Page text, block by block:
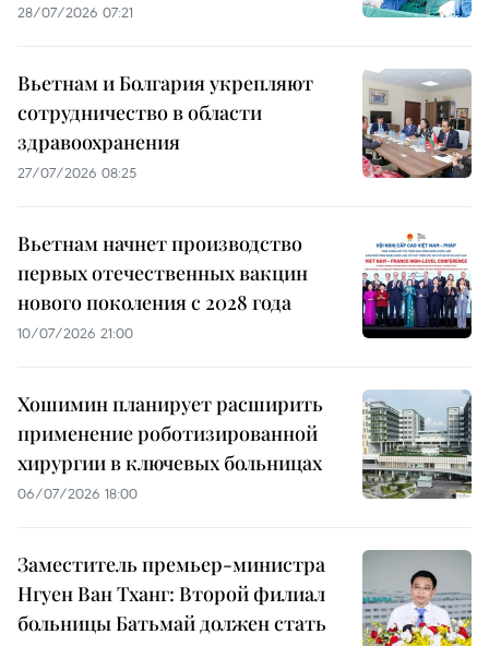
28/07/2026 07:21
Вьетнам и Болгария укрепляют
сотрудничество в области
здравоохранения
27/07/2026 08:25
Вьетнам начнет производство
первых отечественных вакцин
нового поколения с 2028 года
10/07/2026 21:00
Хошимин планирует расширить
применение роботизированной
хирургии в ключевых больницах
06/07/2026 18:00
Заместитель премьер-министра
Нгуен Ван Тханг: Второй филиал
больницы Батьмай должен стать